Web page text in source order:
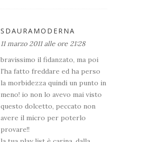
SDAURAMODERNA
11 marzo 2011 alle ore 21:28
bravissimo il fidanzato, ma poi
l'ha fatto freddare ed ha perso
la morbidezza quindi un punto in
meno! io non lo avevo mai visto
questo dolcetto, peccato non
avere il micro per poterlo
provare!!